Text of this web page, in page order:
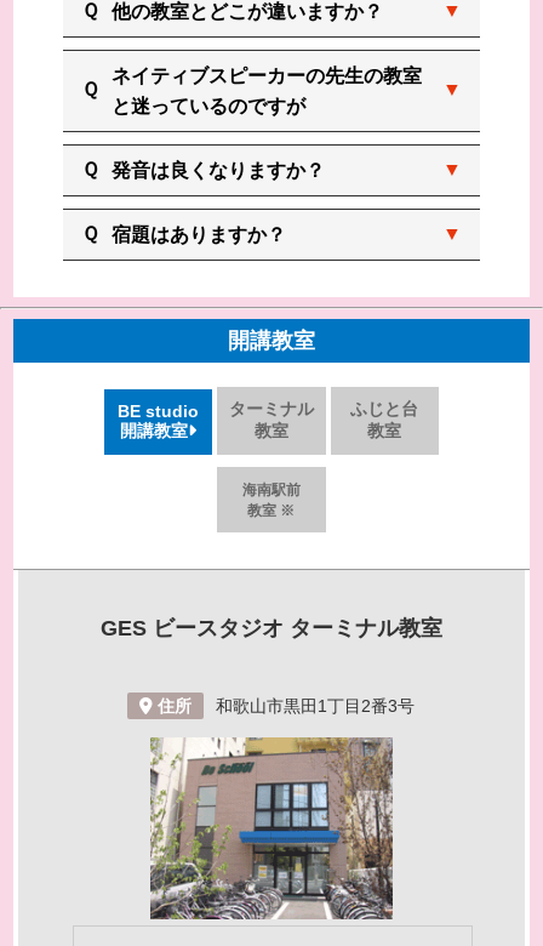
他の教室とどこが違いますか？
ネイティブスピーカーの先生の教室
と迷っているのですが
発音は良くなりますか？
宿題はありますか？
開講教室
BE studio
開講教室
ターミナル
教室
ふじと台
教室
海南駅前
教室 ※
GES ビースタジオ ターミナル教室
住所 和歌山市黒田1丁目2番3号